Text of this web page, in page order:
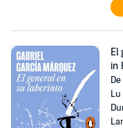
El
in
De
Lu